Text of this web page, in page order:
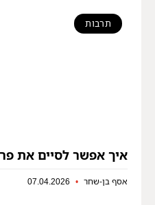
תרבות
איך אפשר לסיים את פר-
אסף בן-שחר 07.04.2026